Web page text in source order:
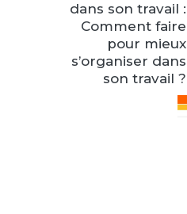
dans son travail :
Comment faire
pour mieux
s’organiser dans
son travail ?